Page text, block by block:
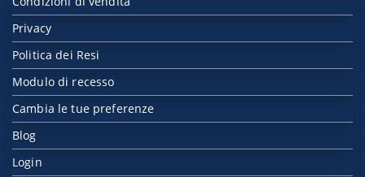
Privacy
Politica dei Resi
Modulo di recesso
Cambia le tue preferenze
Blog
Login